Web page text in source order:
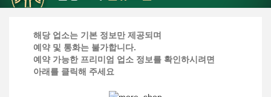
해당 업소는 기본 정보만 제공되며
예약 및 통화는 불가합니다.
예약 가능한 프리미엄 업소 정보를 확인하시려면
아래를 클릭해 주세요